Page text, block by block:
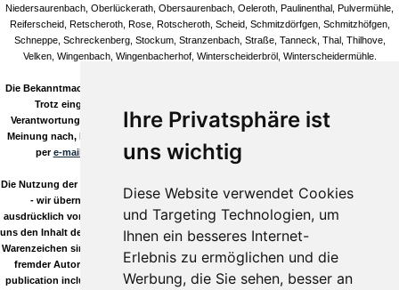
Ihre Privatsphäre ist
uns wichtig
Diese Website verwendet Cookies
und Targeting Technologien, um
Ihnen ein besseres Internet-
Erlebnis zu ermöglichen und die
Werbung, die Sie sehen, besser an
Niedersaurenbach, Oberlückerath, Obersaurenbach, Oeleroth, Paulinenthal, Pulvermühle,
Reiferscheid, Retscheroth, Rose, Rotscheroth, Scheid, Schmitzdörfgen, Schmitzhöfgen,
Schneppe, Schreckenberg, Stockum, Stranzenbach, Straße, Tanneck, Thal, Thilhove,
Velken, Wingenbach, Wingenbacherhof, Winterscheiderbröl, Winterscheidermühle.
Die Bekanntmachungen in unseren Artikeln/Terminen sind natürlich ohne Gewähr!
Trotz eingehender Kontrolle durch unsere Redaktion können wir keine
Verantwortung für die Inhalte verlinkter Seiten übernehmen. Sollten Sie auf, Ihrer
Meinung nach, bedenkliche Inhalte stoßen so informieren Sie uns bitte umgehend
pere-mail ! Sie helfen uns damit den Qualitässtandard hoch zu halten.
Die Nutzung der Daten aus unserem Download Verzeichnis erfolgt auf eigene Gefahr
- wir übernehmen keinerlei Gewähr, es gilt die GPL! Wir distanzieren uns
ausdrücklich von den Links dieser Seite zu anderen Seiten und stellen klar, dass wir
uns den Inhalt der verlinkten Seiten nicht zu eigen machen möchten! Alle Logos und
Warenzeichen sind Eigentum Ihrer jeweiligen Besitzer. Die Kommentare wie Beiträge
fremder Autoren stehen im Verantwortungsbereich ihrer jeweiligen Poster. This
publication includes images from CorelDRAW9 which are proted by copyright laws